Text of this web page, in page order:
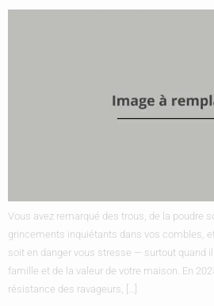
Vous avez remarqué des trous, de la poudre
grincements inquiétants dans vos combles,
soit en danger vous stresse — surtout quand
famille et de la valeur de votre maison. En
résistance des ravageurs, […]